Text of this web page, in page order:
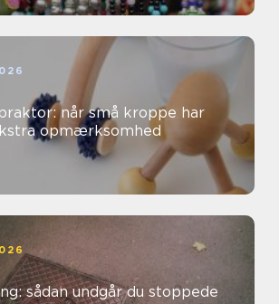
når små kroppe har
opmærksomhed
sådan undgår du stoppede